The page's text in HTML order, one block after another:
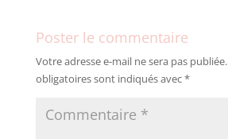
Poster le commentaire
Votre adresse e-mail ne sera pas publiée.
obligatoires sont indiqués avec*